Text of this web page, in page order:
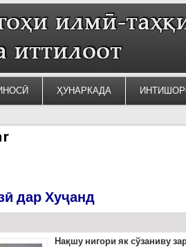
ҲУНАРКАДА
дар Хуҷанд
Нақшу нигори як сўзаниву